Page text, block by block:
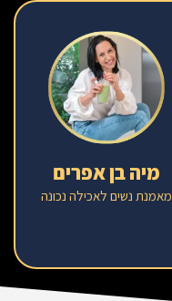
מיה בן אפרים
מאמנת נשים לאכילה נכונה